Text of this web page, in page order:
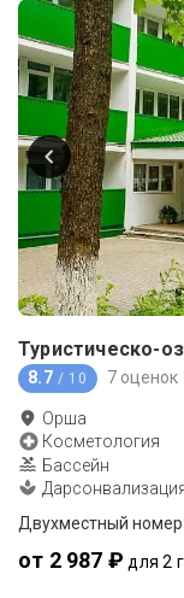
Туристическо-
8.7 / 10 7 оценок
Орша
Косметология
Бассейн
Двухместный номер
от 2 987 ₽ для 2